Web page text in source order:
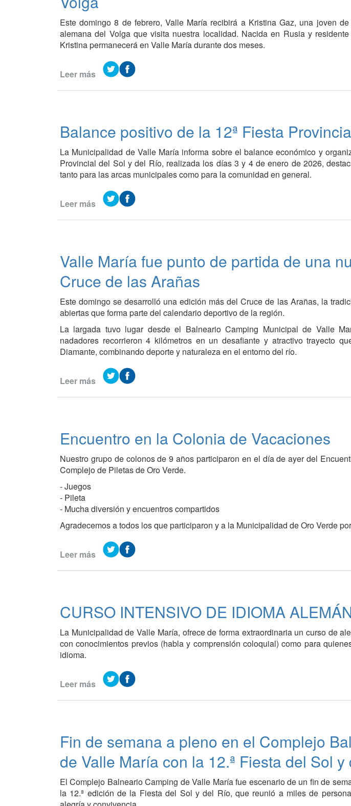
+50
el
Complejo
Municipal
Este domingo 8 de febrero, Valle María recibirá a Kristina Gaz, una joven
alemana del Volga que visita nuestra localidad. Nacida en Rusia y
Kristina permanecerá en Valle María durante dos meses.
Leer más de
su
primera
intercambista
alemana
del
Balance positivo de la 12ª Fiesta
La Municipalidad de Valle María informa sobre el balance económico y
Provincial del Sol y del Río, realizada los días 3 y 4 de enero de 2026,
tanto para las arcas municipales como para la comunidad en general.
Leer más de
12ª
Fiesta
Provincial
Sol
y
del
Río
Valle María fue punto de partida de una
Cruce de las Arañas
Este domingo se desarrolló una edición más del Cruce de las Arañas, la
abiertas que forma parte del calendario deportivo de la región.
La largada tuvo lugar desde el Balneario Camping Municipal de Valle
nadadores recorrieron 4 kilómetros en un desafiante y atractivo trayecto
Diamante, combinando deporte y naturaleza en el entorno del río.
Leer más de
de
partida
de
una
del
Cruce
de
Arañas
Encuentro en la Colonia de Vacaciones
Nuestro grupo de colonos de 9 años participaron en el día de ayer del
Complejo de Piletas de Oro Verde.
- Juegos
- Pileta
- Mucha diversión y encuentros compartidos
Agradecemos a todos los que participaron y a la Municipalidad de Oro Verde
Leer más de
de
Vacaciones
CURSO INTENSIVO DE IDIOMA
La Municipalidad de Valle María, ofrece de forma extraordinaria un curso de
con conocimientos previos (habla y comprensión coloquial) como para
idioma.
Leer más de
ALEMÁN
Fin de semana a pleno en el Complejo
de Valle María con la 12.ª Fiesta del Sol y
El Complejo Balneario Camping de Valle María fue escenario de un fin de
la 12.ª edición de la Fiesta del Sol y del Río, que reunió a miles de